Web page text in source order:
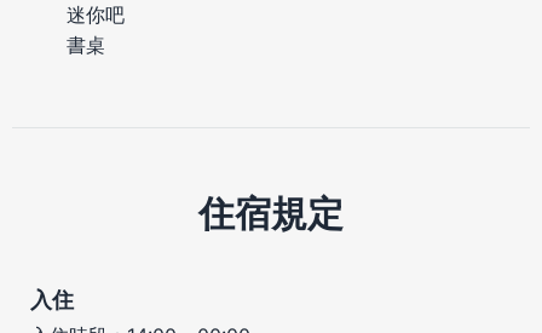
迷你吧
書桌
住宿規定
入住